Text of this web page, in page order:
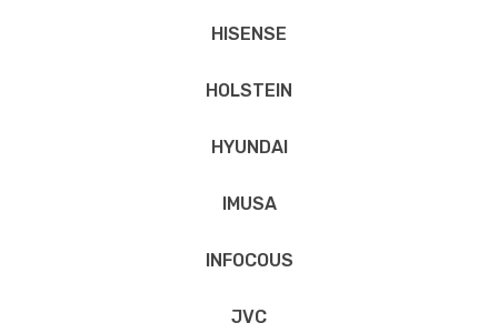
HISENSE
HOLSTEIN
HYUNDAI
IMUSA
INFOCOUS
JVC